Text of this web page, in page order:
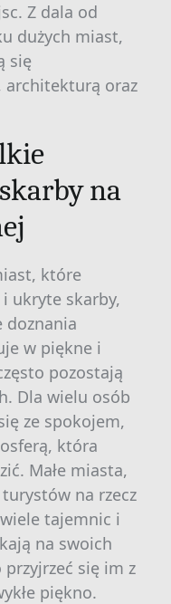
Z dala od
dużych miast,
się
oraz
na
które
ukryte skarby,
doznania
w piękne i
pozostają
Dla wielu osób
ze spokojem,
która
Małe miasta,
na rzecz
tajemnic i
na swoich
się im z
piękno.